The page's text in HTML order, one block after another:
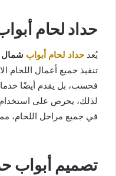
حداد لحام
يُعد حداد لحام أبواب شمال
تنفيذ جميع أعمال اللحام
فحسب، بل يقدم أيضًا خدمات
لذلك، يحرص على
في جميع مراحل اللحام،
تصميم أبواب